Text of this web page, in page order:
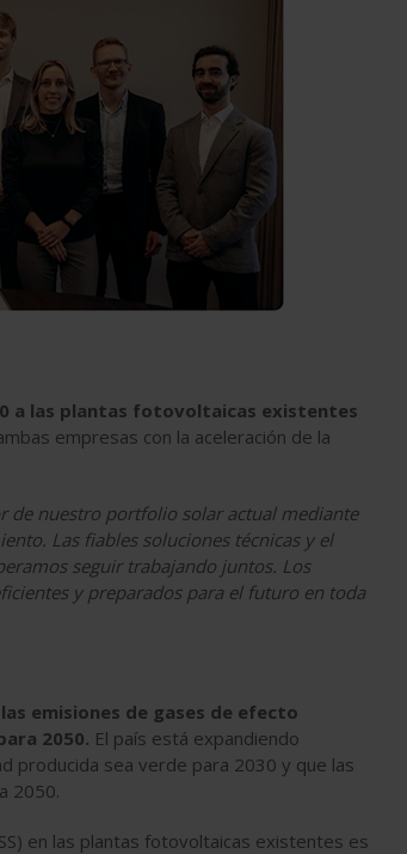
a las plantas fotovoltaicas existentes
empresas con la aceleración de la
de nuestro portfolio solar actual mediante
Las fiables soluciones técnicas y el
seguir trabajando juntos. Los
y preparados para el futuro en toda
emisiones de gases de efecto
2050. El país está expandiendo
producida sea verde para 2030 y que las
2050.
en las plantas fotovoltaicas existentes es